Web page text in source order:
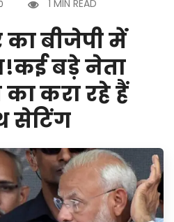
1 MIN READ
बीजेपी में
बड़े नेता
करा रहे हैं
सेटिंग